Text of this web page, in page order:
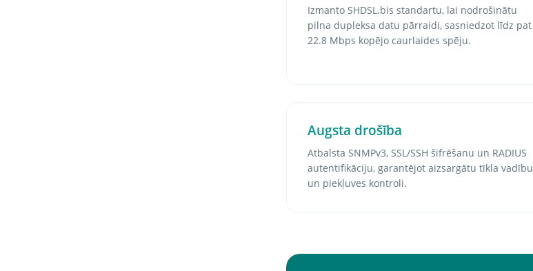
Izmanto SHDSL.bis standartu, lai nodrošinātu
pilna dupleksa datu pārraidi, sasniedzot līdz pat
22.8 Mbps kopējo caurlaides spēju.
Augsta drošība
Atbalsta SNMPv3, SSL/SSH šifrēšanu un RADIUS
autentifikāciju, garantējot aizsargātu tīkla vadību
un piekļuves kontroli.